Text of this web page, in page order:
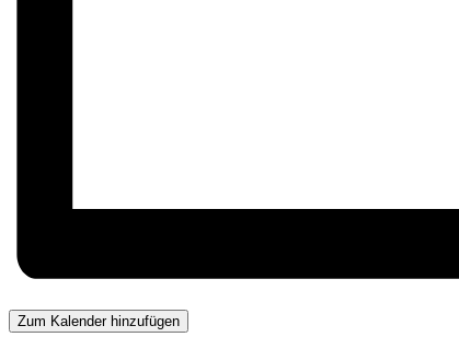
Zum Kalender hinzufügen